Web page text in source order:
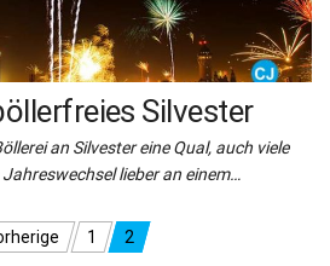
Silvester
an Silvester eine Qual, auch viele
lieber an einem…
1 2